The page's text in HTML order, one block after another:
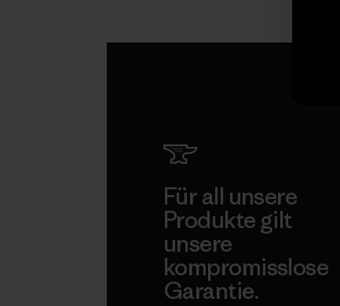
Für all unsere
Produkte gilt
unsere
kompromisslose
Garantie.